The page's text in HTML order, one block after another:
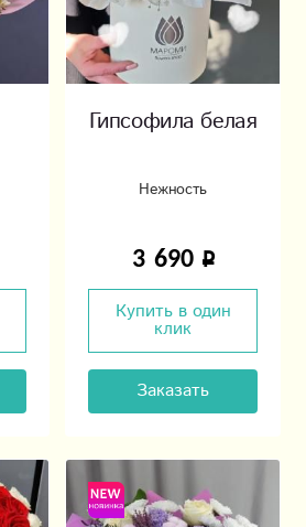
Гипсофила белая
Нежность
3 690
Купить в один
клик
Заказать